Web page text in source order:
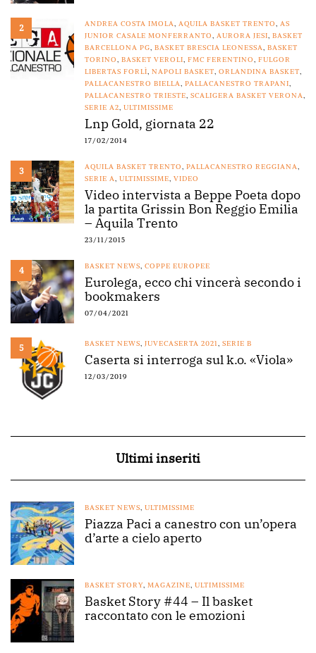
2 ANDREA COSTA IMOLA, AQUILA BASKET TRENTO, AS
JUNIOR CASALE MONFERRANTO, AURORA JESI, BASKET
BARCELLONA PG, BASKET BRESCIA LEONESSA, BASKET
TORINO, BASKET VEROLI, FMC FERENTINO, FULGOR
LIBERTAS FORLÌ, NAPOLI BASKET, ORLANDINA BASKET,
PALLACANESTRO BIELLA, PALLACANESTRO TRAPANI,
PALLACANESTRO TRIESTE, SCALIGERA BASKET VERONA,
SERIE A2, ULTIMISSIME
Lnp Gold, giornata 22
17/02/2014
3 AQUILA BASKET TRENTO, PALLACANESTRO REGGIANA,
SERIE A, ULTIMISSIME, VIDEO
Video intervista a Beppe Poeta dopo
la partita Grissin Bon Reggio Emilia
– Aquila Trento
23/11/2015
4 BASKET NEWS, COPPE EUROPEE
Eurolega, ecco chi vincerà secondo i
bookmakers
07/04/2021
5 BASKET NEWS, JUVECASERTA 2021, SERIE B
Caserta si interroga sul k.o. «Viola»
12/03/2019
Ultimi inseriti
BASKET NEWS, ULTIMISSIME
Piazza Paci a canestro con un’opera
d’arte a cielo aperto
BASKET STORY, MAGAZINE, ULTIMISSIME
Basket Story #44 – Il basket
raccontato con le emozioni